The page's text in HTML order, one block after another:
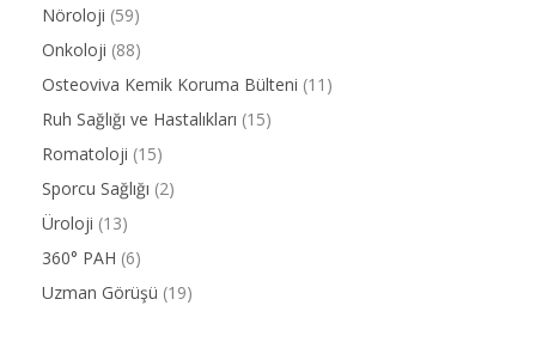
Nöroloji (59)
Onkoloji (88)
Osteoviva Kemik Koruma Bülteni (11)
Ruh Sağlığı ve Hastalıkları (15)
Romatoloji (15)
Sporcu Sağlığı (2)
Üroloji (13)
360° PAH (6)
Uzman Görüşü (19)